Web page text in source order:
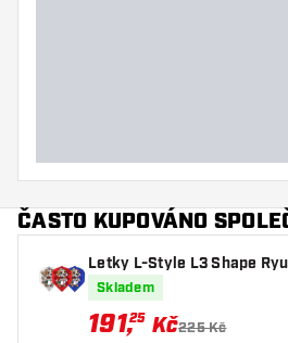
ČASTO KUPOVÁNO
Letky L-Style L3 Shape
a ver.1 Mix
Skladem
191,25 Kč225 Kč